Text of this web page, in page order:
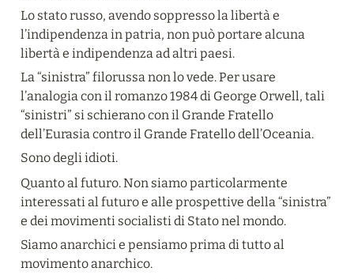
Lo stato russo, avendo soppresso la libertà e
l’indipendenza in patria, non può portare alcuna
libertà e indipendenza ad altri paesi.
La “sinistra” filorussa non lo vede. Per usare
l’analogia con il romanzo 1984 di George Orwell, tali
“sinistri” si schierano con il Grande Fratello
dell’Eurasia contro il Grande Fratello dell’Oceania.
Sono degli idioti.
Quanto al futuro. Non siamo particolarmente
interessati al futuro e alle prospettive della “sinistra”
e dei movimenti socialisti di Stato nel mondo.
Siamo anarchici e pensiamo prima di tutto al
movimento anarchico.